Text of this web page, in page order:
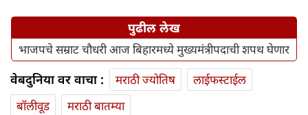
पुढील लेख
भाजपचे सम्राट चौधरी आज बिहारमध्ये मुख्यमंत्रीपदाची शपथ घेणार
वेबदुनिया वर वाचा : मराठी ज्योतिष
लाईफस्टाईल
बॉलीवूड
मराठी बातम्या